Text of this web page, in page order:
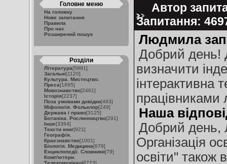
Головне меню
На головну
Нове запитання
Правила
Про нас
Розширений пошук
Розділи
Література[5991]
Загальні[1120]
Культура. Мистецтво.
Преса[1895]
Мовознавство[2461]
Історія[2237]
Поза умовами довідки[463]
Міфологія. Фольклор[249]
Держава і право[3125]
Ботаніка. Рослинництво[291]
Інше[3364]
Тексти книг[921]
Географія.
Краєзнавство[1001]
Біологія. Медицина[679]
Енциклопедії. Словники[79]
Комп'ютери.
Телекомунікації[723]
Автор
Запитання:
Людмила
Добрий день!
визначити
інтерактивна
працівниками
Наша
Добрий день,
Організація
освіти" також